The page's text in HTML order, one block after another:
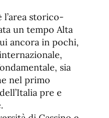
storico-
un tempo Alta
ancora in pochi,
sia
nel primo
pre e